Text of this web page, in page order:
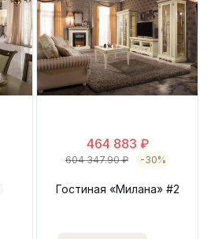
464 883 ₽
604 347.90 ₽ -30%
Гостиная «Милана» #2